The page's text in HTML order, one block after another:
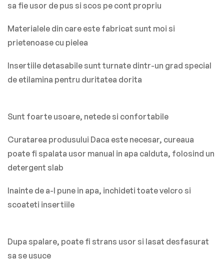
sa fie usor de pus si scos pe cont propriu
Materialele din care este fabricat sunt moi si
prietenoase cu pielea
Insertiile detasabile sunt turnate dintr-un grad special
de etilamina pentru duritatea dorita
Sunt foarte usoare, netede si confortabile
Curatarea produsului Daca este necesar, cureaua
poate fi spalata usor manual in apa calduta, folosind un
detergent slab
Inainte de a-l pune in apa, inchideti toate velcro si
scoateti insertiile
Dupa spalare, poate fi strans usor si lasat desfasurat
sa se usuce